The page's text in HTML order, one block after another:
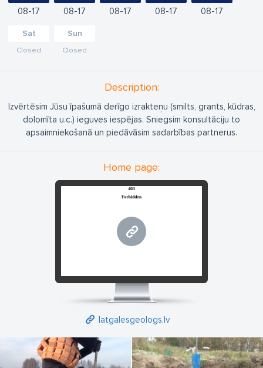
08 17 08 17 08 17 08 17 08 17
Sat
Closed
Sun
Closed
Description:
Izvērtēsim Jūsu īpašumā derīgo izrakteņu (smilts, grants, kūdras,
dolomīta u.c.) ieguves iespējas. Sniegsim konsultāciju to
apsaimniekošanā un piedāvāsim sadarbības partnerus.
Home page:
latgalesgeologs.lv